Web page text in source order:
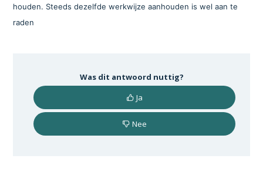
houden. Steeds dezelfde werkwijze aanhouden is wel aan te
raden
Was dit antwoord nuttig?
Ja
Nee